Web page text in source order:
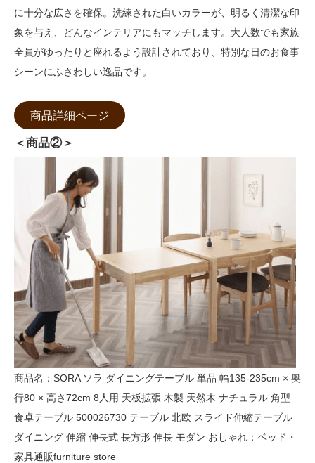
に十分な広さを確保。洗練された白いカラーが、明るく清潔な印
象を与え、どんなインテリアにもマッチします。大人数でも家族
全員がゆったりと座れるよう設計されており、特別な日のお食事
シーンにふさわしい逸品です。
商品詳細ページ
＜商品②＞
商品名：SORA ソラ ダイニングテーブル 単品 幅135-235cm × 奥
行80 × 高さ72cm 8人用 天板拡張 木製 天然木 ナチュラル 角型
食卓テーブル 500026730 テーブル 北欧 スライド伸縮テーブル
ダイニング 伸縮 伸長式 長方形 伸長 モダン おしゃれ：ベッド・
家具通販furniture store